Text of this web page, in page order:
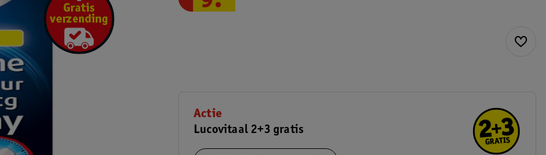
Actie
Lucovitaal 2+3 gratis